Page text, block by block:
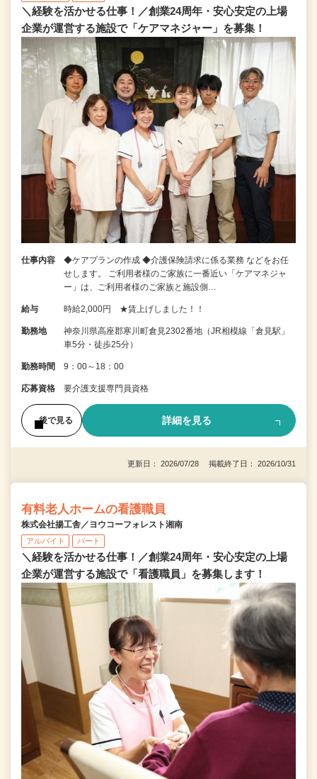
＼経験を活かせる仕事！／創業24周年・安心安定の上場
企業が運営する施設で「ケアマネジャー」を募集！
仕事内容
◆ケアプランの作成 ◆介護保険請求に係る業務 などをお任
せします。 ご利用者様のご家族に一番近い「ケアマネジャ
ー」は、ご利用者様のご家族と施設側…
給与 時給2,000円 ★賃上げしました！！
勤務地
神奈川県高座郡寒川町倉見2302番地（JR相模線「倉見駅」
車5分・徒歩25分）
勤務時間 9：00～18：00
応募資格 要介護支援専門員資格
後で見る 詳細を見る
更新日： 2026/07/28 掲載終了日： 2026/10/31
有料老人ホームの看護職員
株式会社揚工舎／ヨウコーフォレスト湘南
アルバイト パート
＼経験を活かせる仕事！／創業24周年・安心安定の上場
企業が運営する施設で「看護職員」を募集します！